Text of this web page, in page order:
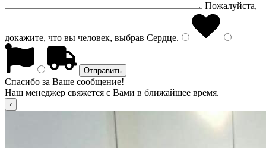
Пожалуйста,
докажите, что вы человек, выбрав Сердце.
Спасибо за Ваше сообщение!
Наш менеджер свяжется с Вами в ближайшее время.